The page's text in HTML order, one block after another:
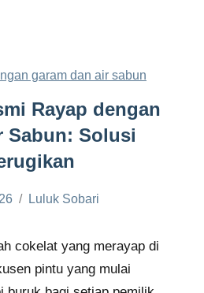
Rayap dengan
Sabun: Solusi
Luluk Sobari
cokelat yang merayap di
pintu yang mulai